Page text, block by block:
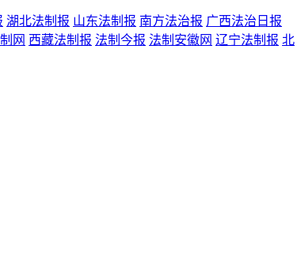
湖北法制报 山东法制报 南方法治报 广西法治日报
网 西藏法制报 法制今报 法制安徽网 辽宁法制报 北